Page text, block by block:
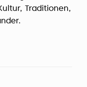
Traditionen,